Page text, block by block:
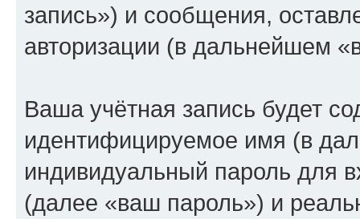
запись») и сообщения,
авторизации (в дальнейшем
Ваша учётная запись будет
идентифицируемое имя (в
индивидуальный пароль для
(далее «ваш пароль») и